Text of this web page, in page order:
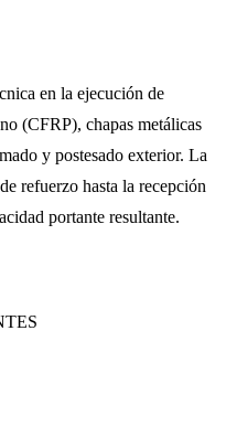
en la ejecución de
(CFRP), chapas metálicas
y postesado exterior. La
refuerzo hasta la recepción
portante resultante.